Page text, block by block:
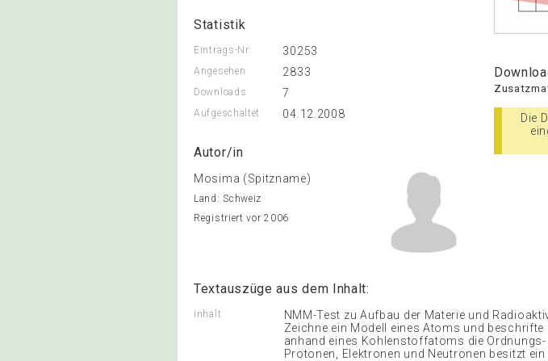
Statistik
Eintrags-Nr. 30253
Angesehen 2833
Downloads 7
Aufgeschaltet 04.12.2008
Autor/in
Mosima (Spitzname)
Land: Schweiz
Registriert vor 2006
Die
Textauszüge aus dem Inhalt:
Inhalt
NMM-Test zu Aufbau der Materie und
Zeichne ein Modell eines Atoms und beschrifte
anhand eines Kohlenstoffatoms die
Protonen, Elektronen und Neutronen besitzt